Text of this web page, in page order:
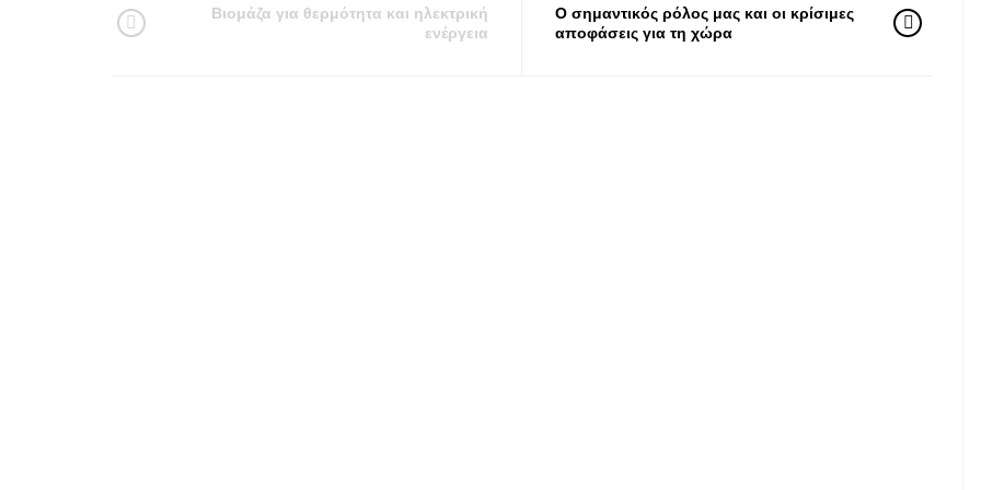
Βιομάζα για θερμότητα και ηλεκτρική
ενέργεια
Ο σημαντικός ρόλος μας και οι κρίσιμες
αποφάσεις για τη χώρα